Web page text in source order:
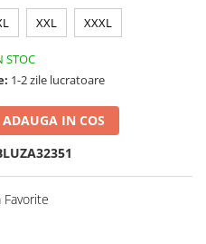
XXL XXXL
STOC
1-2 zile lucratoare
ADAUGA IN COS
Favorite